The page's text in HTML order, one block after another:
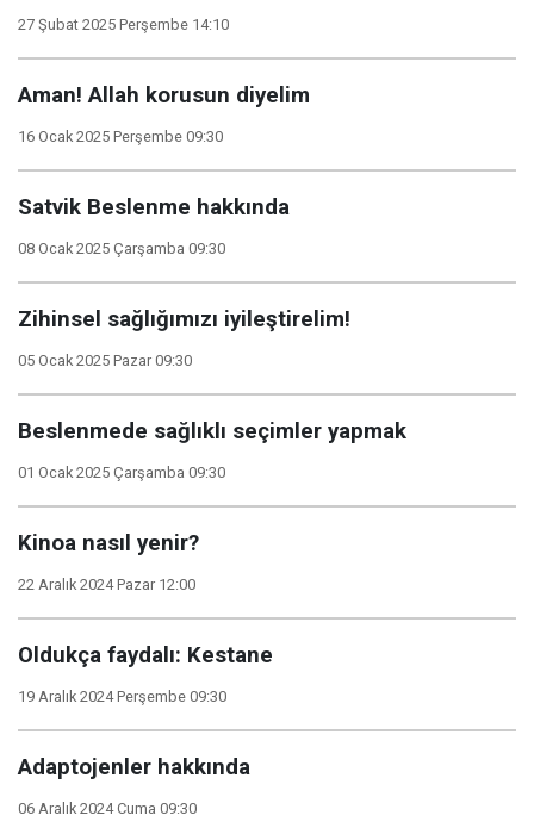
27 Şubat 2025 Perşembe 14:10
Aman! Allah korusun diyelim
16 Ocak 2025 Perşembe 09:30
Satvik Beslenme hakkında
08 Ocak 2025 Çarşamba 09:30
Zihinsel sağlığımızı iyileştirelim!
05 Ocak 2025 Pazar 09:30
Beslenmede sağlıklı seçimler yapmak
01 Ocak 2025 Çarşamba 09:30
Kinoa nasıl yenir?
22 Aralık 2024 Pazar 12:00
Oldukça faydalı: Kestane
19 Aralık 2024 Perşembe 09:30
Adaptojenler hakkında
06 Aralık 2024 Cuma 09:30